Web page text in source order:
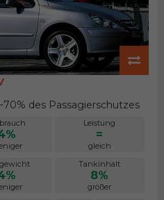
des Passagierschutzes
Leistung
=
gleich
Tankinhalt
8%
größer